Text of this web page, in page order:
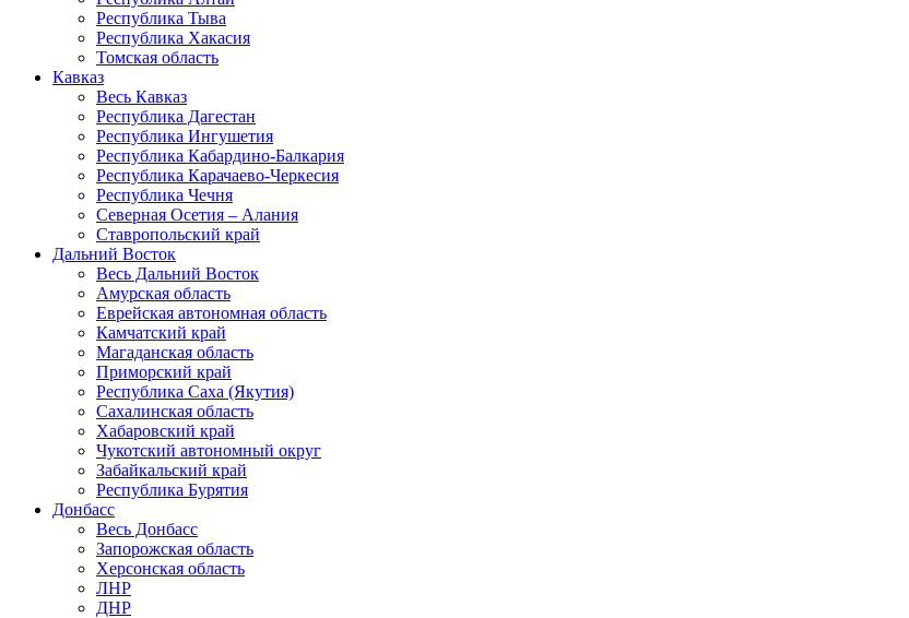
Республика Тыва
Республика Хакасия
Томская область
Кавказ
Весь Кавказ
Республика Дагестан
Республика Ингушетия
Республика Кабардино-Балкария
Республика Карачаево-Черкесия
Республика Чечня
Северная Осетия – Алания
Ставропольский край
Дальний Восток
Весь Дальний Восток
Амурская область
Еврейская автономная область
Камчатский край
Магаданская область
Приморский край
Республика Саха (Якутия)
Сахалинская область
Хабаровский край
Чукотский автономный округ
Забайкальский край
Республика Бурятия
Донбасс
Весь Донбасс
Запорожская область
Херсонская область
ЛНР
ДНР